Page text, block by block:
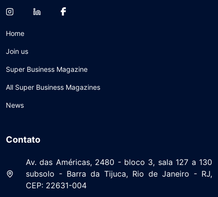
Home
Join us
Super Business Magazine
All Super Business Magazines
News
Contato
Av. das Américas, 2480 - bloco 3, sala 127 a 130
subsolo - Barra da Tijuca, Rio de Janeiro - RJ,
CEP: 22631-004